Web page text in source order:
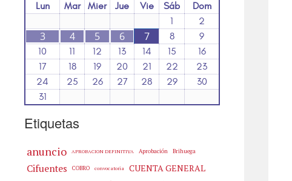
Lun Mar Mier Jue Vie Sáb
Dom
1
2
3 4 5 6 7 8
9
10
11 12 13 14 15
16
17
18 19 20 21 22
23
24
25 26 27 28 29
30
31
Etiquetas
anuncio APROBACION DEFINITIVA Aprobación Brihuega
Cifuentes COBRO convocatoria CUENTA GENERAL